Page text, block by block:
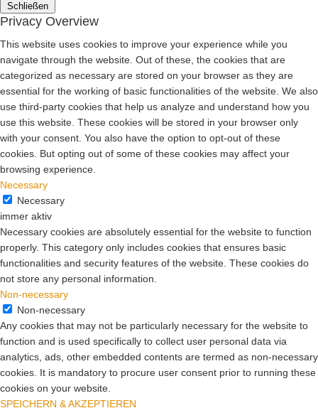
Schließen
Privacy Overview
This website uses cookies to improve your experience while you
navigate through the website. Out of these, the cookies that are
categorized as necessary are stored on your browser as they are
essential for the working of basic functionalities of the website. We also
use third-party cookies that help us analyze and understand how you
use this website. These cookies will be stored in your browser only
with your consent. You also have the option to opt-out of these
cookies. But opting out of some of these cookies may affect your
browsing experience.
Necessary
Necessary
immer aktiv
Necessary cookies are absolutely essential for the website to function
properly. This category only includes cookies that ensures basic
functionalities and security features of the website. These cookies do
not store any personal information.
Non-necessary
Non-necessary
Any cookies that may not be particularly necessary for the website to
function and is used specifically to collect user personal data via
analytics, ads, other embedded contents are termed as non-necessary
cookies. It is mandatory to procure user consent prior to running these
cookies on your website.
SPEICHERN & AKZEPTIEREN